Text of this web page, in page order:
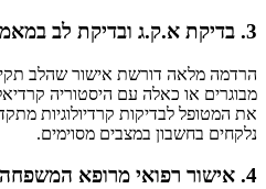
3. בדיקת א.ק.ג ובדיקת לב במאמץ (במקרים נדרשים)
הרדמה מלאה דורשת אישור שהלב
מבוגרים או כאלה עם היסטוריה
את המטופל לבדיקות קרדיולוגיות
נלקחים בחשבון במצבים מסוימים.
4. אישור רפואי מרופא המשפחה או רופא מומחה